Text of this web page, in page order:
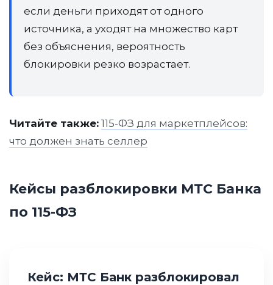
если деньги приходят от одного
источника, а уходят на множество карт
без объяснения, вероятность
блокировки резко возрастает.
Читайте также: 115-ФЗ для маркетплейсов:
что должен знать селлер
Кейсы разблокировки МТС Банка
по 115-ФЗ
Кейс: МТС Банк разблокировал